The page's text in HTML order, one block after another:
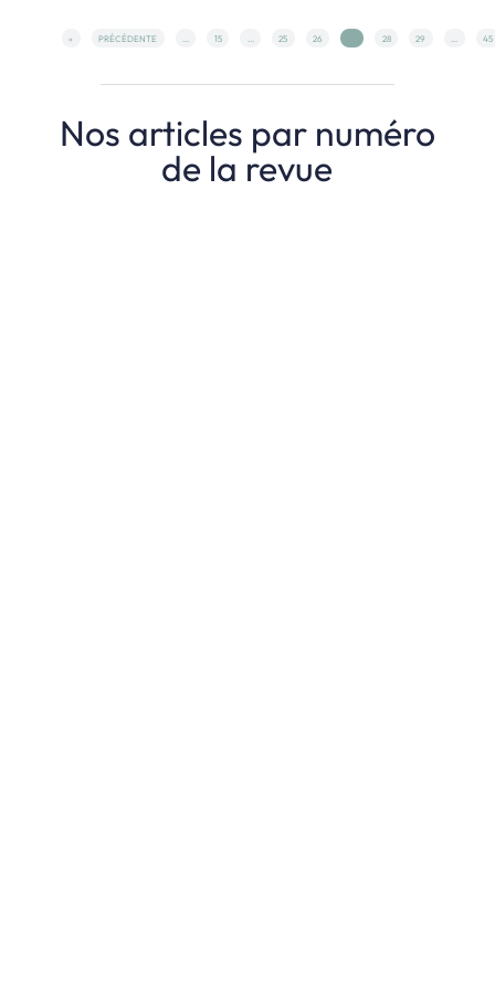
« PRÉCÉDENTE 15 25 26 28 29 45
Nos articles par numéro
de la revue